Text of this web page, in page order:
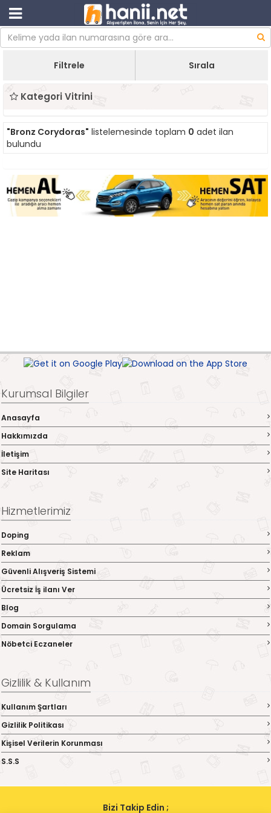
Filtrele Sırala
Kategori Vitrini
"Bronz Corydoras" listelemesinde toplam 0 adet ilan
bulundu
Kurumsal Bilgiler
Anasayfa
Hakkımızda
İletişim
Site Haritası
Hizmetlerimiz
Doping
Reklam
Güvenli Alışveriş Sistemi
Ücretsiz İş ilanı Ver
Blog
Domain Sorgulama
Nöbetci Eczaneler
Gizlilik & Kullanım
Kullanım Şartları
Gizlilik Politikası
Kişisel Verilerin Korunması
S.S.S
Bizi Takip Edin ;